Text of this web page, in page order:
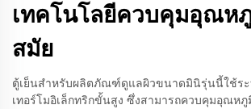
เทคโนโลยีควบคุมอุณห
สมัย
ตู้เย็นสำหรับผลิตภัณฑ์ดูแลผิวขนาดมินิรุ่นนี้ใช้ระ
เทอร์โมอิเล็กทริกขั้นสูง ซึ่งสามารถควบคุมอุณหภู